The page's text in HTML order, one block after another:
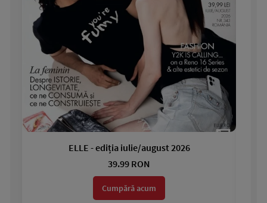
ELLE - ediția iulie/august 2026
39.99 RON
Cumpără acum